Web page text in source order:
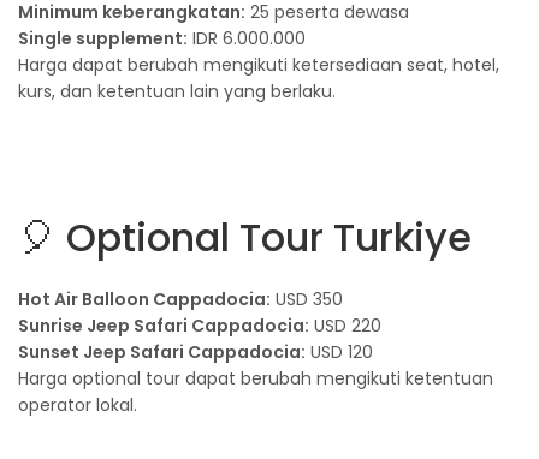
Minimum keberangkatan: 25 peserta dewasa
Single supplement: IDR 6.000.000
Harga dapat berubah mengikuti ketersediaan seat, hotel,
kurs, dan ketentuan lain yang berlaku.
🎈 Optional Tour Turkiye
Hot Air Balloon Cappadocia: USD 350
Sunrise Jeep Safari Cappadocia: USD 220
Sunset Jeep Safari Cappadocia: USD 120
Harga optional tour dapat berubah mengikuti ketentuan
operator lokal.